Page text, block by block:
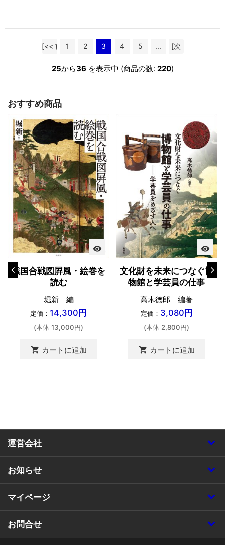
[<< 前
1 2 3 4 5 ...
[次
25から36 を表示中 (商品の数: 220)
おすすめ商品
visibility
戦国合戦図屛風・絵巻を
読む
堀新 編
定価： 14,300円
(本体 13,000円)
shopping_cart カートに追加
visibility
文化財を未来につなぐ博
物館と学芸員の仕事
高木徳郎 編著
定価： 3,080円
(本体 2,800円)
shopping_cart カートに追加
運営会社
お知らせ
マイページ
お問合せ